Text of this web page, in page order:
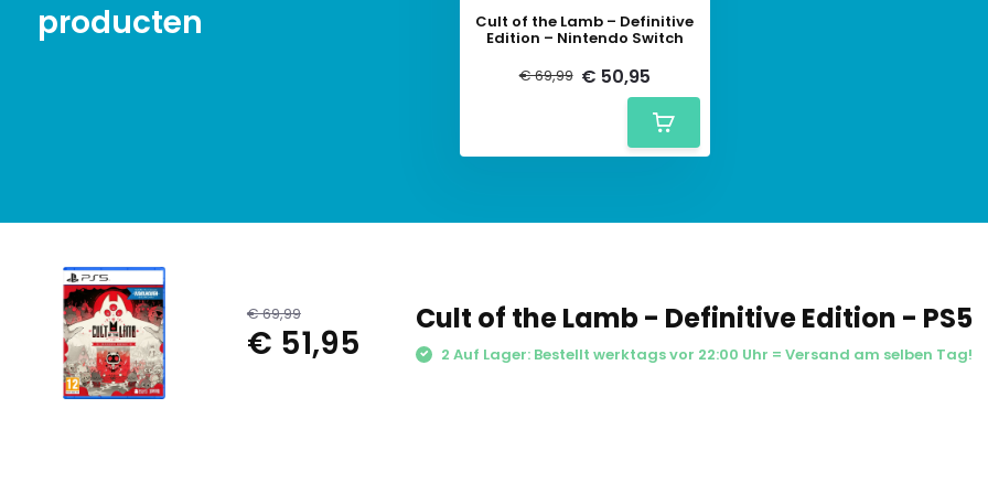
producten
Cult of the Lamb – Definitive
Edition – Nintendo Switch
€ 69,99 € 50,95
€ 69,99
€ 51,95
Cult of the Lamb - Definitive Edition - PS5
2 Auf Lager: Bestellt werktags vor 22:00 Uhr = Versand am selben Tag!